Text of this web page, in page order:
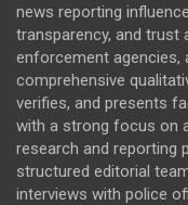
news reporting
transparency, and trust
enforcement agencies,
comprehensive
verifies, and presents
with a strong focus on
research and reporting
structured editorial
interviews with police